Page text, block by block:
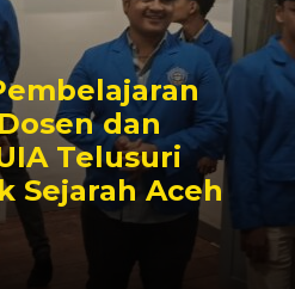
dan
Telusuri
Sejarah Aceh